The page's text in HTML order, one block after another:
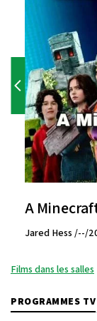
A
Jared Hess /--/
Films dans les salles
PROGRAMMES TV